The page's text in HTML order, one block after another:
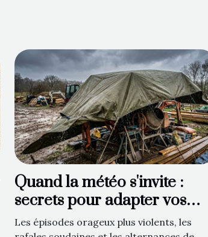
Quand la météo s'invite :
secrets pour adapter vos
bâches face aux caprices du
Les épisodes orageux plus violents, les